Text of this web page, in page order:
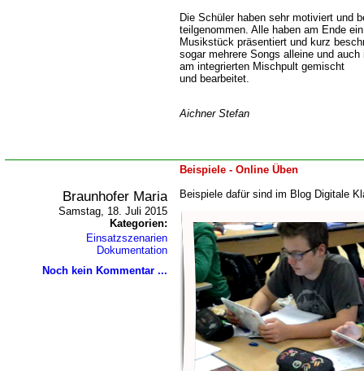
Die Schüler haben sehr motiviert und
teilgenommen. Alle haben am Ende
Musikstück präsentiert und kurz
sogar mehrere Songs alleine und
am integrierten Mischpult gemischt
und bearbeitet.
Aichner Stefan
Beispiele - Online Üben
Braunhofer Maria
Samstag, 18. Juli 2015
Kategorien:
Einsatzszenarien
Dokumentation
Noch kein Kommentar ...
Beispiele dafür sind im Blog Digitale